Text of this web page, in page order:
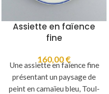
Assiette en faïence
fine
160,00€
Une assiette en faïence fine
présentant un paysage de
peint en camaïeu bleu, Toul-